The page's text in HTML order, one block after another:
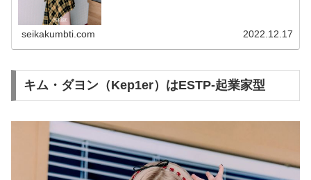
seikakumbti.com 2022.12.17
キム・ダヨン（Kep1er）はESTP-起業家型